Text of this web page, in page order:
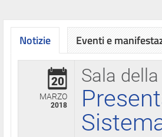
Notizie
Sala
20
MARZO
2018
Eventi e